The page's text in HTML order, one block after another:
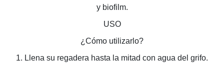
y biofilm.
USO
¿Cómo utilizarlo?
1. Llena su regadera hasta la mitad con agua del grifo.